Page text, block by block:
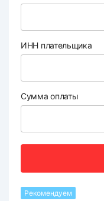
ИНН плательщика
Сумма оплаты
Рекомендуем